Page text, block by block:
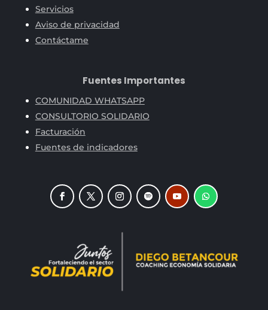
Servicios
Aviso de privacidad
Contáctame
Fuentes Importantes
COMUNIDAD WHATSAPP
CONSULTORIO SOLIDARIO
Facturación
Fuentes de indicadores